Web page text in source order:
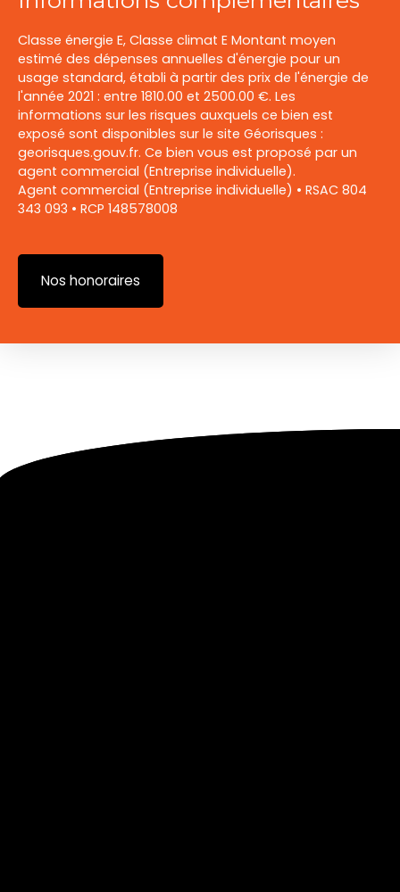
Classe énergie E, Classe climat E Montant moyen
estimé des dépenses annuelles d'énergie pour un
usage standard, établi à partir des prix de l'énergie de
l'année 2021 : entre 1810.00 et 2500.00 €. Les
informations sur les risques auxquels ce bien est
exposé sont disponibles sur le site Géorisques :
georisques.gouv.fr. Ce bien vous est proposé par un
agent commercial (Entreprise individuelle).
Agent commercial (Entreprise individuelle) • RSAC ‭804
343 093‬ • RCP 148578008
Nos honoraires